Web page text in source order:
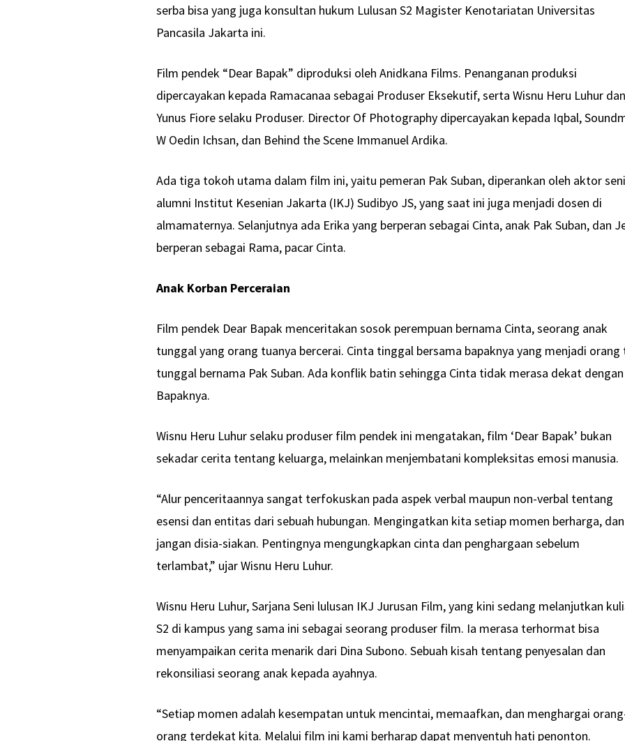
serba bisa yang juga konsultan hukum Lulusan S2 Magister Kenotariatan Universitas
Pancasila Jakarta ini.
Film pendek “Dear Bapak” diproduksi oleh Anidkana Films. Penanganan produksi
dipercayakan kepada Ramacanaa sebagai Produser Eksekutif, serta Wisnu Heru Luhur dan
Yunus Fiore selaku Produser. Director Of Photography dipercayakan kepada Iqbal,
W Oedin Ichsan, dan Behind the Scene Immanuel Ardika.
Ada tiga tokoh utama dalam film ini, yaitu pemeran Pak Suban, diperankan oleh aktor
alumni Institut Kesenian Jakarta (IKJ) Sudibyo JS, yang saat ini juga menjadi dosen di
almamaternya. Selanjutnya ada Erika yang berperan sebagai Cinta, anak Pak Suban, dan
berperan sebagai Rama, pacar Cinta.
Anak Korban Perceraian
Film pendek Dear Bapak menceritakan sosok perempuan bernama Cinta, seorang anak
tunggal yang orang tuanya bercerai. Cinta tinggal bersama bapaknya yang menjadi orang
tunggal bernama Pak Suban. Ada konflik batin sehingga Cinta tidak merasa dekat dengan
Bapaknya.
Wisnu Heru Luhur selaku produser film pendek ini mengatakan, film ‘Dear Bapak’ bukan
sekadar cerita tentang keluarga, melainkan menjembatani kompleksitas emosi manusia.
“Alur penceritaannya sangat terfokuskan pada aspek verbal maupun non-verbal tentang
esensi dan entitas dari sebuah hubungan. Mengingatkan kita setiap momen berharga, dan
jangan disia-siakan. Pentingnya mengungkapkan cinta dan penghargaan sebelum
terlambat,” ujar Wisnu Heru Luhur.
Wisnu Heru Luhur, Sarjana Seni lulusan IKJ Jurusan Film, yang kini sedang melanjutkan
S2 di kampus yang sama ini sebagai seorang produser film. Ia merasa terhormat bisa
menyampaikan cerita menarik dari Dina Subono. Sebuah kisah tentang penyesalan dan
rekonsiliasi seorang anak kepada ayahnya.
“Setiap momen adalah kesempatan untuk mencintai, memaafkan, dan menghargai
orang terdekat kita. Melalui film ini kami berharap dapat menyentuh hati penonton.